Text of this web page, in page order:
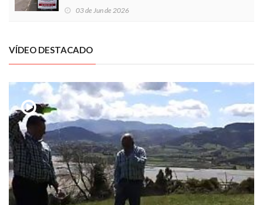
03 de Jun de 2026
VÍDEO DESTACADO